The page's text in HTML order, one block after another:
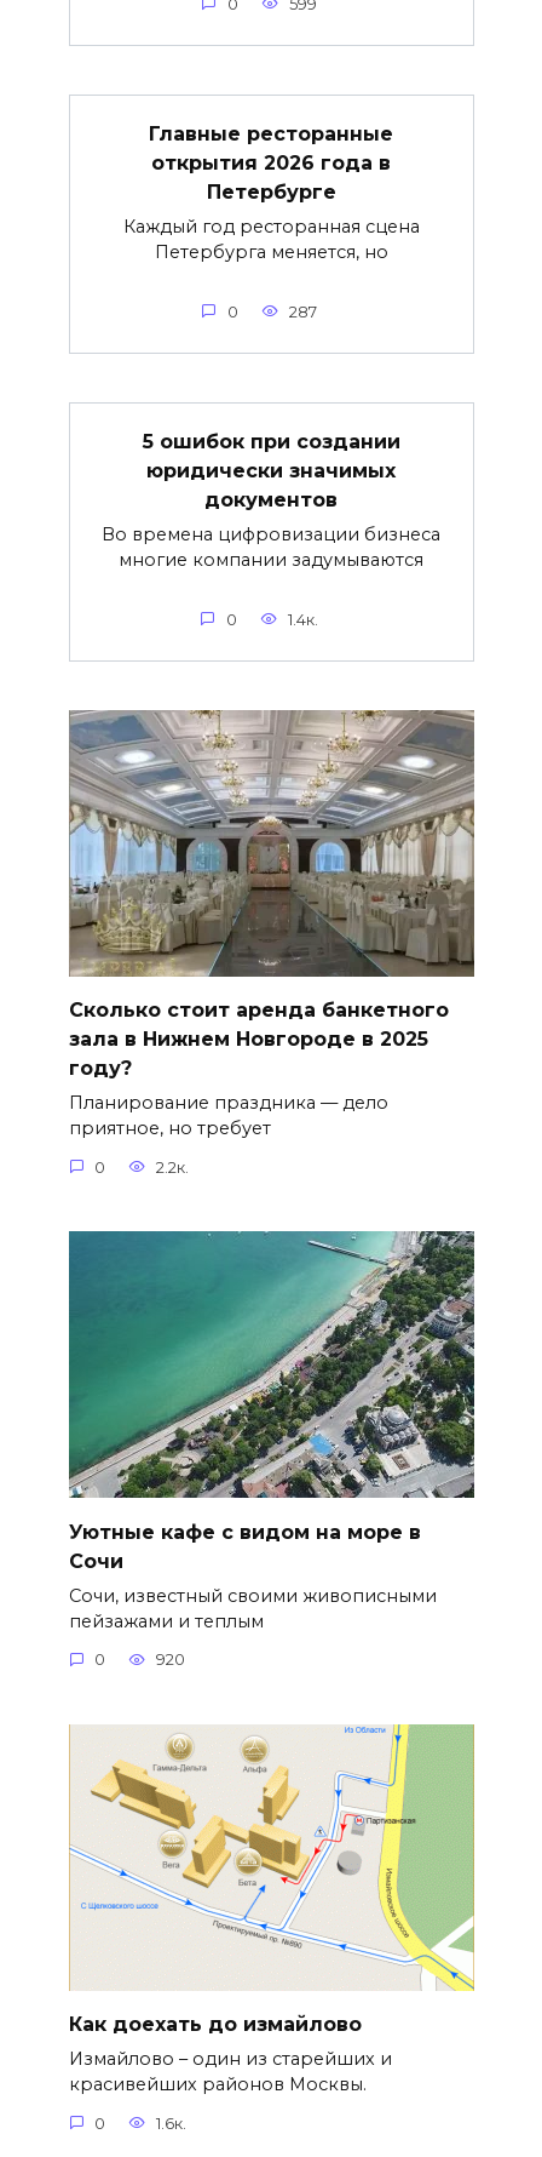
0 599
Главные ресторанные
открытия 2026 года в
Петербурге
Каждый год ресторанная сцена
Петербурга меняется, но
0 287
5 ошибок при создании
юридически значимых
документов
Во времена цифровизации бизнеса
многие компании задумываются
0 1.4к.
Сколько стоит аренда банкетного
зала в Нижнем Новгороде в 2025
году?
Планирование праздника — дело
приятное, но требует
0 2.2к.
Уютные кафе с видом на море в
Сочи
Сочи, известный своими живописными
пейзажами и теплым
0 920
Как доехать до измайлово
Измайлово – один из старейших и
красивейших районов Москвы.
0 1.6к.